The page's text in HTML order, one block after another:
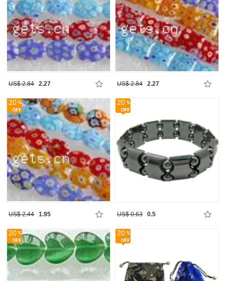
US$ 2.84 2.27 US$ 2.84 2.27
20
US$ 2.44 1.95
20
US$ 0.63 0.5
20 20